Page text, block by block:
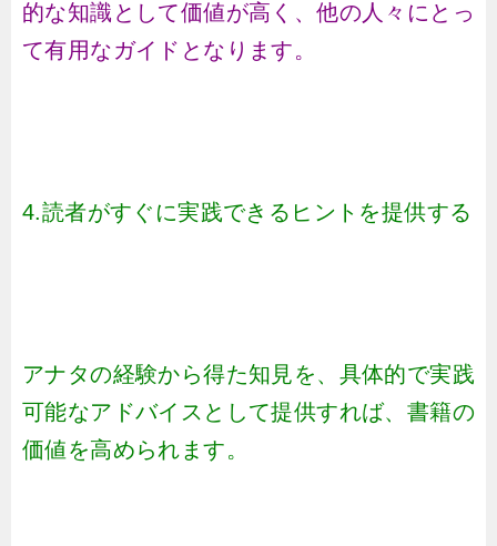
的な知識として価値が高く、他の人々にとっ
て有用なガイドとなります。
4.読者がすぐに実践できるヒントを提供する
アナタの経験から得た知見を、具体的で実践
可能なアドバイスとして提供すれば、書籍の
価値を高められます。